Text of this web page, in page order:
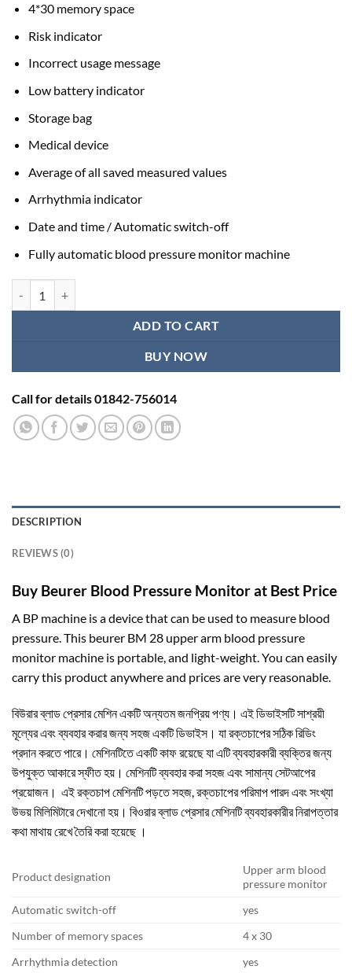
4*30 memory space
Risk indicator
Incorrect usage message
Low battery indicator
Storage bag
Medical device
Average of all saved measured values
Arrhythmia indicator
Date and time / Automatic switch-off
Fully automatic blood pressure monitor machine
ADD TO CART
BUY NOW
Call for details 01842-756014
DESCRIPTION
REVIEWS (0)
Buy Beurer Blood Pressure Monitor at Best Price
A BP machine is a device that can be used to measure blood
pressure. This beurer BM 28 upper arm blood pressure
monitor machine is portable, and light-weight. You can easily
carry this product anywhere and prices are very reasonable.
বিউরার ব্লাড প্রেসার মেশিন একটি অন্যতম জনপ্রিয় পণ্য। এই ডিভাইসটি সাশ্রয়ী
মূল্যের এবং ব্যবহার করার জন্য সহজ একটি ডিভাইস। যা রক্তচাপের সঠিক রিডিং
প্রদান করতে পারে। মেশিনটিতে একটি কাফ রয়েছে যা এটি ব্যবহারকারী ব্যক্তির জন্য
উপযুক্ত আকারে স্ফীত হয়। মেশিনটি ব্যবহার করা সহজ এবং সামান্য সেটআপের
প্রয়োজন। এই রক্তচাপ মেশিনটি পড়তে সহজ, রক্তচাপের পরিমাপ পারদ এবং সংখ্যা
উভয় মিলিমিটারে দেখানো হয়। বিওরার ব্লাড প্রেসার মেশিনটি ব্যবহারকারীর নিরাপত্তার
কথা মাথায় রেখে তৈরি করা হয়েছে ।
Product designation
Upper arm blood
pressure monitor
Automatic switch-off
yes
Number of memory spaces
4 x 30
Arrhythmia detection
yes